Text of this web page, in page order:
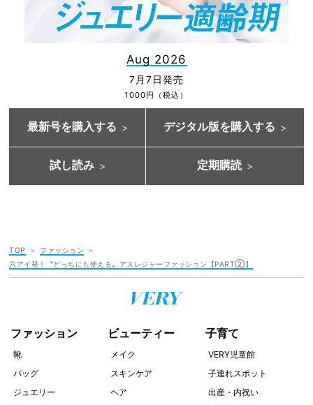
Aug 2026
7月7日発売
1000円（税込）
最新号を購入する デジタル版を購入する
試し読み 定期購読
TOP
ファッション
六アイ発！〝どっちにも使える〟アスレジャーファッション【PART②】
ファッション
靴
バッグ
ジュエリー
ビューティー
メイク
スキンケア
ヘア
子育て
VERY児童館
子連れスポット
出産・内祝い